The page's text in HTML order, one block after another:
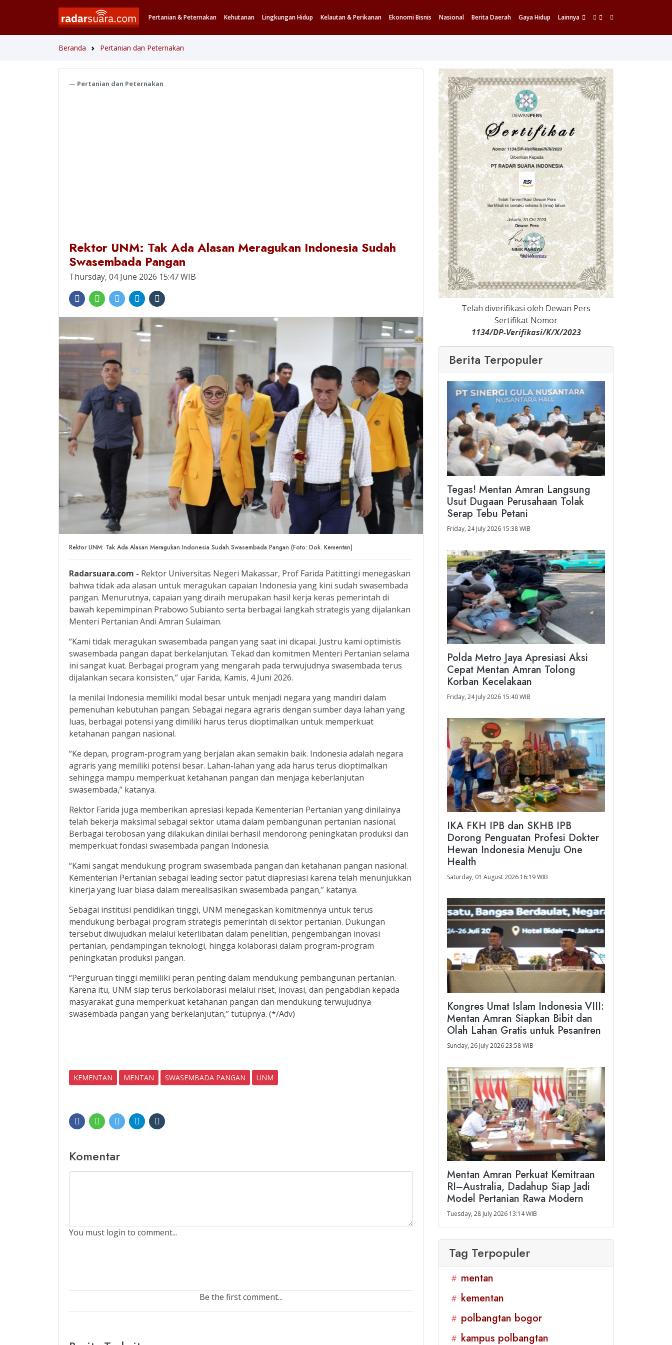
Pertanian & Peternakan Kehutanan Lingkungan Hidup Kelautan & Perikanan Ekonomi Bisnis Nasional Berita Daerah Gaya Hidup Lainnya
Beranda Pertanian dan Peternakan
Pertanian dan Peternakan
Rektor UNM: Tak Ada Alasan Meragukan Indonesia Sudah
Swasembada Pangan
Thursday, 04 June 2026 15:47 WIB
Rektor UNM: Tak Ada Alasan Meragukan Indonesia Sudah Swasembada Pangan (Foto: Dok. Kementan)
Radarsuara.com - Rektor Universitas Negeri Makassar, Prof Farida Patittingi menegaskan
bahwa tidak ada alasan untuk meragukan capaian Indonesia yang kini sudah swasembada
pangan. Menurutnya, capaian yang diraih merupakan hasil kerja keras pemerintah di
bawah kepemimpinan Prabowo Subianto serta berbagai langkah strategis yang dijalankan
Menteri Pertanian Andi Amran Sulaiman.
“Kami tidak meragukan swasembada pangan yang saat ini dicapai. Justru kami optimistis
swasembada pangan dapat berkelanjutan. Tekad dan komitmen Menteri Pertanian selama
ini sangat kuat. Berbagai program yang mengarah pada terwujudnya swasembada terus
dijalankan secara konsisten,” ujar Farida, Kamis, 4 Juni 2026.
Ia menilai Indonesia memiliki modal besar untuk menjadi negara yang mandiri dalam
pemenuhan kebutuhan pangan. Sebagai negara agraris dengan sumber daya lahan yang
luas, berbagai potensi yang dimiliki harus terus dioptimalkan untuk memperkuat
ketahanan pangan nasional.
“Ke depan, program-program yang berjalan akan semakin baik. Indonesia adalah negara
agraris yang memiliki potensi besar. Lahan-lahan yang ada harus terus dioptimalkan
sehingga mampu memperkuat ketahanan pangan dan menjaga keberlanjutan
swasembada,” katanya.
Rektor Farida juga memberikan apresiasi kepada Kementerian Pertanian yang dinilainya
telah bekerja maksimal sebagai sektor utama dalam pembangunan pertanian nasional.
Berbagai terobosan yang dilakukan dinilai berhasil mendorong peningkatan produksi dan
memperkuat fondasi swasembada pangan Indonesia.
“Kami sangat mendukung program swasembada pangan dan ketahanan pangan nasional.
Kementerian Pertanian sebagai leading sector patut diapresiasi karena telah menunjukkan
kinerja yang luar biasa dalam merealisasikan swasembada pangan,” katanya.
Sebagai institusi pendidikan tinggi, UNM menegaskan komitmennya untuk terus
mendukung berbagai program strategis pemerintah di sektor pertanian. Dukungan
tersebut diwujudkan melalui keterlibatan dalam penelitian, pengembangan inovasi
pertanian, pendampingan teknologi, hingga kolaborasi dalam program-program
peningkatan produksi pangan.
“Perguruan tinggi memiliki peran penting dalam mendukung pembangunan pertanian.
Karena itu, UNM siap terus berkolaborasi melalui riset, inovasi, dan pengabdian kepada
masyarakat guna memperkuat ketahanan pangan dan mendukung terwujudnya
swasembada pangan yang berkelanjutan,” tutupnya. (*/Adv)
KEMENTAN MENTAN SWASEMBADA PANGAN UNM
Komentar
You must login to comment...
Be the first comment...
Telah diverifikasi oleh Dewan Pers
Sertifikat Nomor
1134/DP-Verifikasi/K/X/2023
Berita Terpopuler
Tegas! Mentan Amran Langsung
Usut Dugaan Perusahaan Tolak
Serap Tebu Petani
Friday, 24 July 2026 15:38 WIB
Polda Metro Jaya Apresiasi Aksi
Cepat Mentan Amran Tolong
Korban Kecelakaan
Friday, 24 July 2026 15:40 WIB
IKA FKH IPB dan SKHB IPB
Dorong Penguatan Profesi Dokter
Hewan Indonesia Menuju One
Health
Saturday, 01 August 2026 16:19 WIB
Kongres Umat Islam Indonesia VIII:
Mentan Amran Siapkan Bibit dan
Olah Lahan Gratis untuk Pesantren
Sunday, 26 July 2026 23:58 WIB
Mentan Amran Perkuat Kemitraan
RI–Australia, Dadahup Siap Jadi
Model Pertanian Rawa Modern
Tuesday, 28 July 2026 13:14 WIB
Tag Terpopuler
# mentan
# kementan
# polbangtan bogor
# kampus polbangtan